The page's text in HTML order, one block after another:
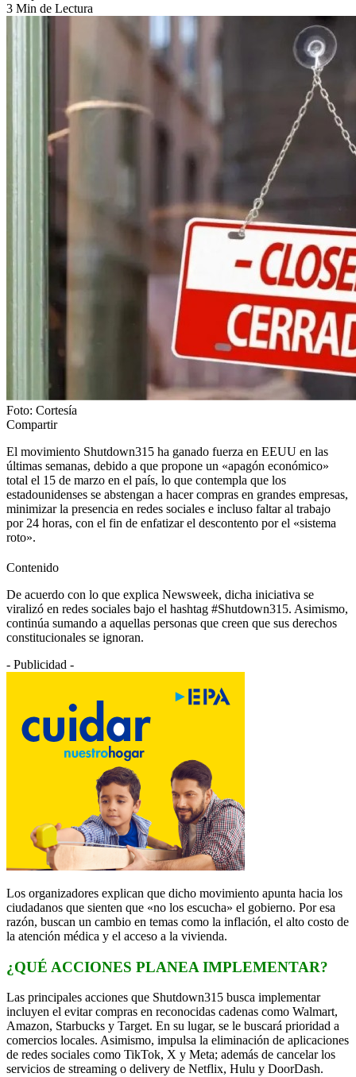
3 Min de Lectura
Foto: Cortesía
Compartir
El movimiento Shutdown315 ha ganado fuerza en EEUU en las
últimas semanas, debido a que propone un «apagón económico»
total el 15 de marzo en el país, lo que contempla que los
estadounidenses se abstengan a hacer compras en grandes empresas,
minimizar la presencia en redes sociales e incluso faltar al trabajo
por 24 horas, con el fin de enfatizar el descontento por el «sistema
roto».
Contenido
De acuerdo con lo que explica Newsweek, dicha iniciativa se
viralizó en redes sociales bajo el hashtag #Shutdown315. Asimismo,
continúa sumando a aquellas personas que creen que sus derechos
constitucionales se ignoran.
- Publicidad -
Los organizadores explican que dicho movimiento apunta hacia los
ciudadanos que sienten que «no los escucha» el gobierno. Por esa
razón, buscan un cambio en temas como la inflación, el alto costo de
la atención médica y el acceso a la vivienda.
¿QUÉ ACCIONES PLANEA IMPLEMENTAR?
Las principales acciones que Shutdown315 busca implementar
incluyen el evitar compras en reconocidas cadenas como Walmart,
Amazon, Starbucks y Target. En su lugar, se le buscará prioridad a
comercios locales. Asimismo, impulsa la eliminación de aplicaciones
de redes sociales como TikTok, X y Meta; además de cancelar los
servicios de streaming o delivery de Netflix, Hulu y DoorDash.